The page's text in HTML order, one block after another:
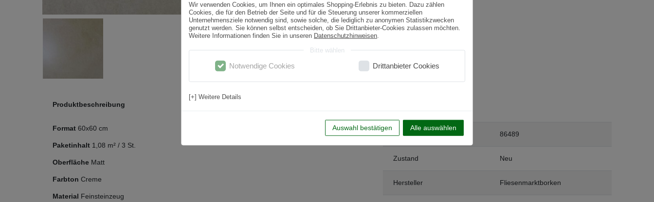
Produktbeschreibung
Format 60x60 cm
Paketinhalt 1,08 m² / 3 St.
Oberfläche Matt
Farbton Creme
Material Feinsteinzeug
Art.-ID 86489
Zustand Neu
Hersteller Fliesenmarktborken
Wir verwenden Cookies, um Ihnen ein optimales Shopping-Erlebnis zu bieten. Dazu zählen
Cookies, die für den Betrieb der Seite und für die Steuerung unserer kommerziellen
Unternehmensziele notwendig sind, sowie solche, die lediglich zu anonymen Statistikzwecken
genutzt werden. Sie können selbst entscheiden, ob Sie Drittanbieter-Cookies zulassen möchten.
Weitere Informationen finden Sie in unseren Datenschutzhinweisen
Bitte wählen
Notwendige Cookies Drittanbieter Cookies
[+] Weitere Details
Auswahl bestätigen Alle auswählen